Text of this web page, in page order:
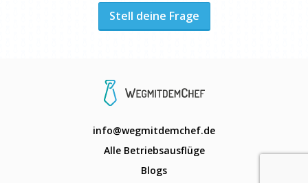
Stell deine Frage
info@wegmitdemchef.de
Alle Betriebsausflüge
Blogs